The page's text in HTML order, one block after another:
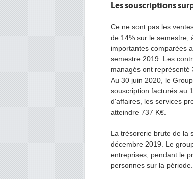
Les souscriptions
Ce ne sont pas les
de 14% sur le semestre,
importantes comparées
semestre 2019. Les
managés ont représenté
Au 30 juin 2020, le
souscription facturés au
d'affaires, les services
atteindre 737 K€.
La trésorerie brute de la
décembre 2019. Le
entreprises, pendant le
personnes sur la période.